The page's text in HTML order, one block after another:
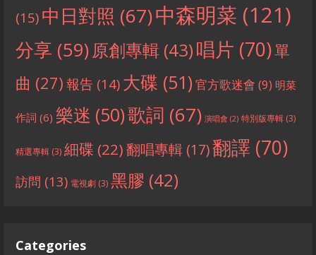
(15)中日對照 (67)中森明菜 (121)
分享 (59)原創專輯 (43)唱片 (70)單
曲 (27) 報告 (14)大碟 (51) 官方歌迷會 (9) 明菜
作詞 (6) 樂迷 (50)歌詞 (67) 演唱會 (2) 特別版專輯 (3)
精選專輯 (3) 細碟 (22)翻唱專輯 (17)翻譯 (70)
訪問 (13) 電視劇 (3) 黑膠 (42)
Categories